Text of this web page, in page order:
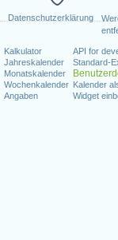
Datenschutzerklärung
Kalkulator
Jahreskalender
Monatskalender
Wochenkalender
Angaben
API for
Standard-
Kalender
Widget